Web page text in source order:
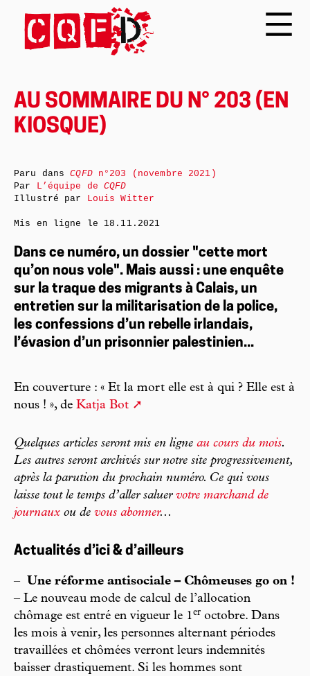
AU SOMMAIRE DU N° 203 (EN
KIOSQUE)
Dans ce numéro, un dossier "cette mort
qu’on nous vole". Mais aussi : une enquête
sur la traque des migrants à Calais, un
entretien sur la militarisation de la police,
les confessions d’un rebelle irlandais,
l’évasion d’un prisonnier palestinien...
En couverture : « Et la mort elle est à qui ? Elle est à
nous ! », de Katja Bot
Quelques articles seront mis en ligne au cours du mois.
Les autres seront archivés sur notre site progressivement,
après la parution du prochain numéro. Ce qui vous
laisse tout le temps d’aller saluer votre marchand de
journaux ou de vous abonner...
Actualités d’ici & d’ailleurs
–
Une réforme antisociale – Chômeuses go on !
– Le nouveau mode de calcul de l’allocation
chômage est entré en vigueur le 1er octobre. Dans
les mois à venir, les personnes alternant périodes
travaillées et chômées verront leurs indemnités
baisser drastiquement. Si les hommes sont
Paru dansCQFDn°203 (novembre 2021)
Par L’équipe deCQFD
Illustré par Louis Witter
Mis en ligne le 18.11.2021